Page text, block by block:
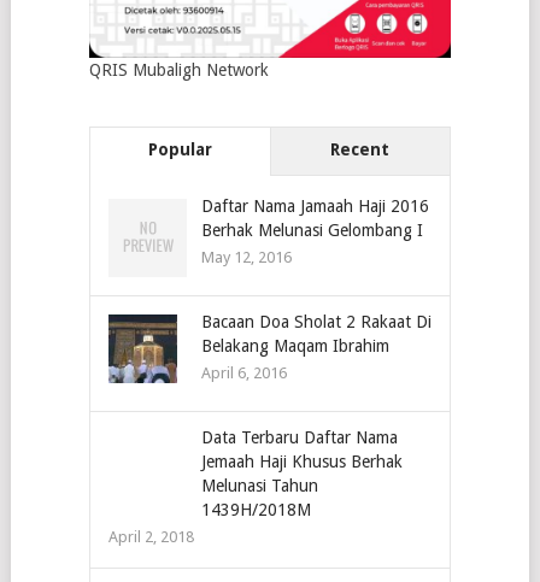
QRIS Mubaligh Network
Popular Recent
Daftar Nama Jamaah Haji 2016
Berhak Melunasi Gelombang I
May 12, 2016
Bacaan Doa Sholat 2 Rakaat Di
Belakang Maqam Ibrahim
April 6, 2016
Data Terbaru Daftar Nama
Jemaah Haji Khusus Berhak
Melunasi Tahun
1439H/2018M
April 2, 2018